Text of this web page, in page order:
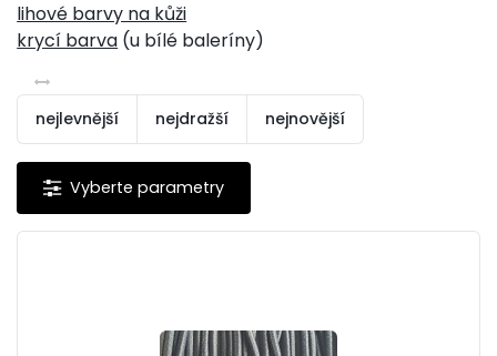
lihové barvy na kůži
krycí barva (u bílé baleríny)
nejlevnější nejdražší nejnovější